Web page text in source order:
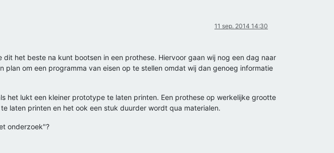
11 sep. 2014 14:30
het beste na kunt bootsen in een prothese. Hiervoor gaan wij nog een dag naar
om een programma van eisen op te stellen omdat wij dan genoeg informatie
het lukt een kleiner prototype te laten printen. Een prothese op werkelijke grootte
laten printen en het ook een stuk duurder wordt qua materialen.
onderzoek"?